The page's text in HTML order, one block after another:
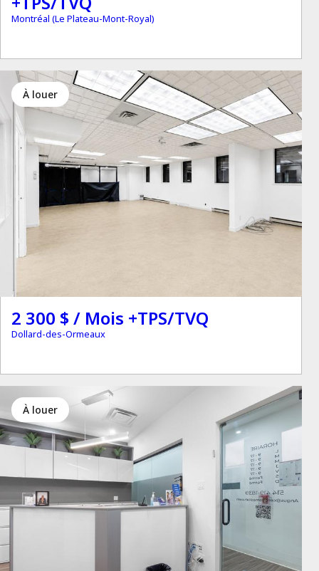
Montréal (Le Plateau-Mont-Royal)
à louer
2 300 $ / Mois +TPS/TVQ
Dollard-des-Ormeaux
à louer